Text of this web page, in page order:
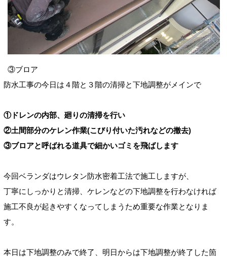
③ブロア
防水工事の今日は４階と３階の清掃と下地調整がメインで
①ドレンの内部、廻りの清掃を行い
②土間部分のケレン作業(こびり付いた汚れなどの撤去)
③ブロアと呼ばれる道具で細かいゴミを飛ばします
今回ベランダはウレタン防水密着工法で施工しますが、
丁寧にしっかりと清掃、ケレンなどの下地調整を行わなければ
施工不良が起きやすくなってしまうため重要な作業となりま
す。
本日は下地調整のみで終了、明日からは下地調整が終了した箇